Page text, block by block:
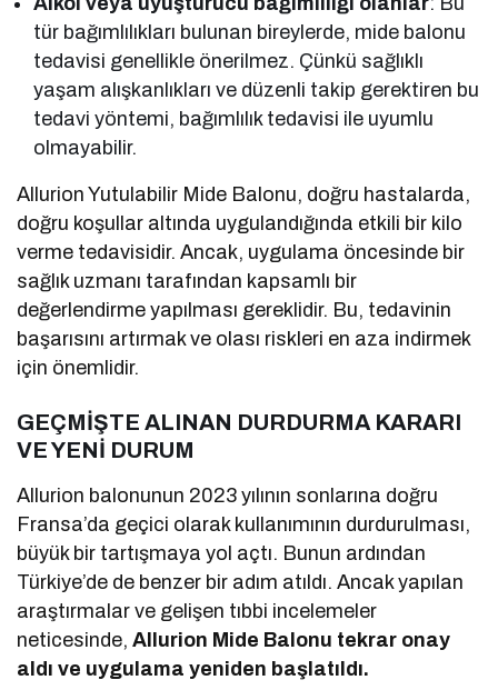
tür bağımlılıkları bulunan bireylerde, mide balonu
tedavisi genellikle önerilmez. Çünkü sağlıklı
yaşam alışkanlıkları ve düzenli takip gerektiren bu
tedavi yöntemi, bağımlılık tedavisi ile uyumlu
olmayabilir.
Allurion Yutulabilir Mide Balonu, doğru hastalarda,
doğru koşullar altında uygulandığında etkili bir kilo
verme tedavisidir. Ancak, uygulama öncesinde bir
sağlık uzmanı tarafından kapsamlı bir
değerlendirme yapılması gereklidir. Bu, tedavinin
başarısını artırmak ve olası riskleri en aza indirmek
için önemlidir.
GEÇMİŞTE ALINAN DURDURMA KARARI
VE YENİ DURUM
Allurion balonunun 2023 yılının sonlarına doğru
Fransa’da geçici olarak kullanımının durdurulması,
büyük bir tartışmaya yol açtı. Bunun ardından
Türkiye’de de benzer bir adım atıldı. Ancak yapılan
araştırmalar ve gelişen tıbbi incelemeler
neticesinde,Allurion Mide Balonu tekrar onay
aldı ve uygulama yeniden başlatıldı.